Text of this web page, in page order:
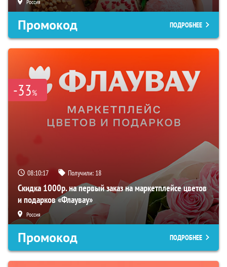
Россия
Промокод ПОДРОБНЕЕ
-33%
08:10:16 Получили: 18
Скидка 1000р. на первый заказ на маркетплейсе цветов
и подарков «Флаувау»
Россия
Промокод ПОДРОБНЕЕ